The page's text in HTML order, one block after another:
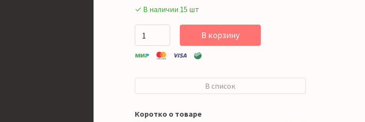
✓ В наличии 15 шт
В корзину
В список
Коротко о товаре